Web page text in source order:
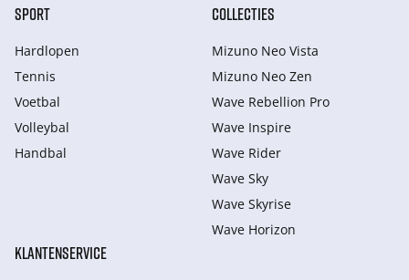
SPORT
Hardlopen
Tennis
Voetbal
Volleybal
Handbal
COLLECTIES
Mizuno Neo Vista
Mizuno Neo Zen
Wave Rebellion Pro
Wave Inspire
Wave Rider
Wave Sky
Wave Skyrise
Wave Horizon
KLANTENSERVICE